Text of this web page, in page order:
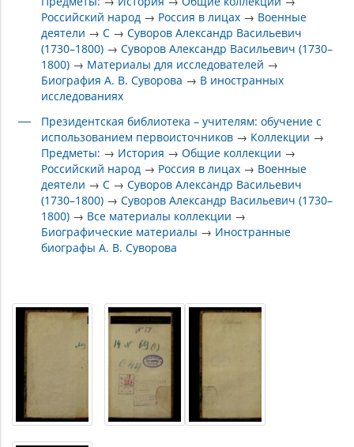
Российский народ → Россия в лицах → Военные
деятели →C →Суворов Александр Васильевич
(1730–1800) →Суворов Александр Васильевич (1730–
1800) → Материалы для исследователей →
Биография А. В. Суворова → В иностранных
исследованиях
Президентская библиотека – учителям: обучение с
использованием первоисточников → Коллекции →
Предметы: → История →Общие коллекции →
Российский народ → Россия в лицах → Военные
деятели →C →Суворов Александр Васильевич
(1730–1800) →Суворов Александр Васильевич (1730–
1800) → Все материалы коллекции →
Биографические материалы → Иностранные
биографы А. В. Суворова